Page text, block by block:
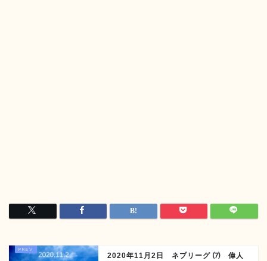
2020年11月2日 ネプリーグ ⑺ 偉人